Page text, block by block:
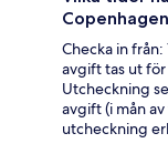
Checka in från:
avgift tas ut
Utcheckning
avgift (i mån
utcheckning